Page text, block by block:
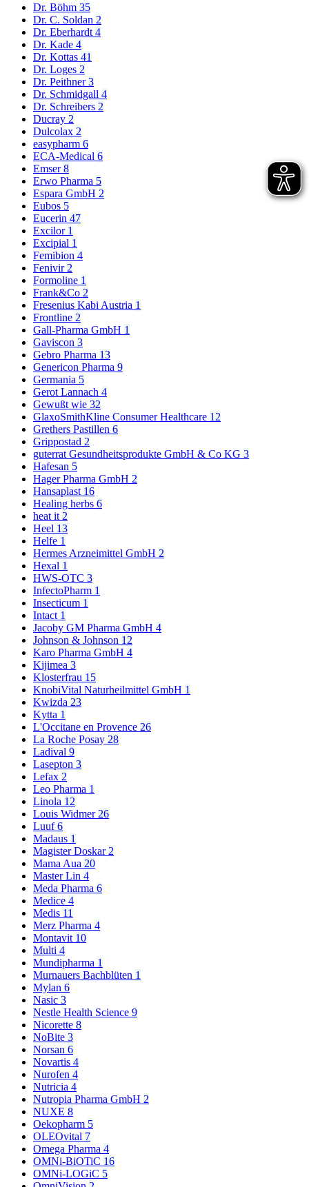
Dr. Böhm 35
Dr. C. Soldan 2
Dr. Eberhardt 4
Dr. Kade 4
Dr. Kottas 41
Dr. Loges 2
Dr. Peithner3
Dr. Schmidgall 4
Dr. Schreibers 2
Ducray 2
Dulcolax 2
easypharm 6
ECA-Medical 6
Emser8
Erwo Pharma 5
Espara GmbH 2
Eubos 5
Eucerin 47
Excilor 1
Excipial 1
Femibion 4
Fenivir 2
Formoline 1
Frank&Co 2
Fresenius Kabi Austria 1
Frontline 2
Gall-Pharma GmbH 1
Gaviscon 3
Gebro Pharma 13
Genericon Pharma 9
Germania 5
Gerot Lannach 4
Gewußt wie 32
GlaxoSmithKline Consumer Healthcare 12
Grethers Pastillen 6
Grippostad 2
guterrat Gesundheitsprodukte GmbH & Co KG 3
Hafesan 5
Hager Pharma GmbH 2
Hansaplast 16
Healing herbs 6
heat it 2
Heel 13
Helfe 1
Hermes Arzneimittel GmbH 2
Hexal 1
HWS-OTC 3
InfectoPharm 1
Insecticum 1
Intact 1
Jacoby GM Pharma GmbH 4
Johnson & Johnson 12
Karo Pharma GmbH 4
Kijimea 3
Klosterfrau 15
KnobiVital Naturheilmittel GmbH 1
Kwizda 23
Kytta 1
L'Occitane en Provence 26
La Roche Posay 28
Ladival 9
Lasepton 3
Lefax 2
Leo Pharma 1
Linola 12
Louis Widmer 26
Luuf6
Madaus 1
Magister Doskar 2
Mama Aua 20
Master Lin 4
Meda Pharma 6
Medice 4
Medis 11
Merz Pharma 4
Montavit 10
Multi 4
Mundipharma 1
Murnauers Bachblüten 1
Mylan 6
Nasic 3
Nestle Health Science 9
Nicorette 8
NoBite 3
Norsan 6
Novartis 4
Nurofen 4
Nutricia 4
Nutropia Pharma GmbH 2
NUXE 8
Oekopharm 5
OLEOvital 7
Omega Pharma 4
OMNi-BiOTiC 16
OMNi-LOGiC 5